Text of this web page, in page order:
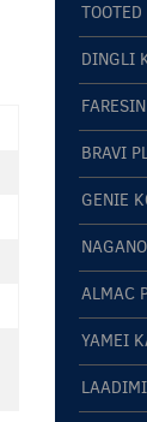
TOOTED
DINGLI
BRAVI
GENIE
ALMAC
YAMEI